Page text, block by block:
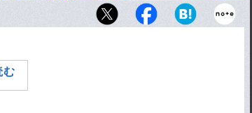
直撃取材はCSKAモスクワに所属していた2011年に行われ
む